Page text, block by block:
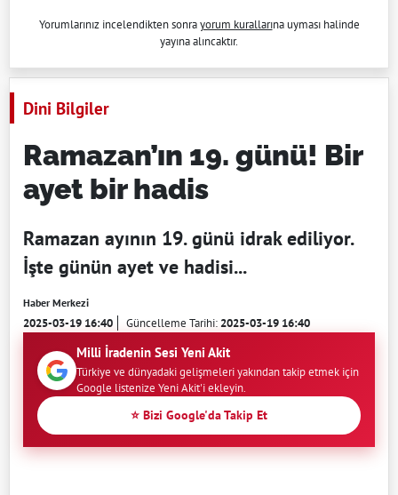
Yorumlarınız incelendikten sonrayorum kurallarına uyması halinde
yayına alıncaktır.
Dini Bilgiler
Ramazan’ın 19. günü! Bir
ayet bir hadis
Ramazan ayının 19. günü idrak ediliyor.
İşte günün ayet ve hadisi...
Haber Merkezi
2025-03-19 16:40 Güncelleme Tarihi:2025-03-19 16:40
Milli İradenin Sesi Yeni Akit
Türkiye ve dünyadaki gelişmeleri yakından takip etmek için
Google listenize Yeni Akit'i ekleyin.
⭐ Bizi Google'da Takip Et